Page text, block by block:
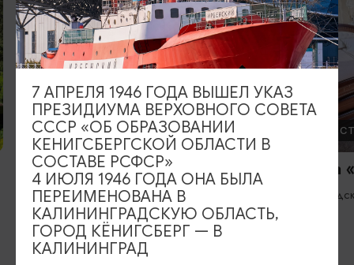
ОТЕЛИ, ГОСТИНИЦЫ
Гостиница и ресторан «Серый
Гусь»
Багратионовск
ОТЕЛИ,
Зеленоградск
7 АПРЕЛЯ 1946 ГОДА ВЫШЕЛ УКАЗ
ПРЕЗИДИУМА ВЕРХОВНОГО СОВЕТА
СССР «ОБ ОБРАЗОВАНИИ
КЕНИГСБЕРГСКОЙ ОБЛАСТИ В
СОСТАВЕ РСФСР»
4 ИЮЛЯ 1946 ГОДА ОНА БЫЛА
ПЕРЕИМЕНОВАНА В
КАЛИНИНГРАДСКУЮ ОБЛАСТЬ,
ГОРОД КЁНИГСБЕРГ — В
КАЛИНИНГРАД